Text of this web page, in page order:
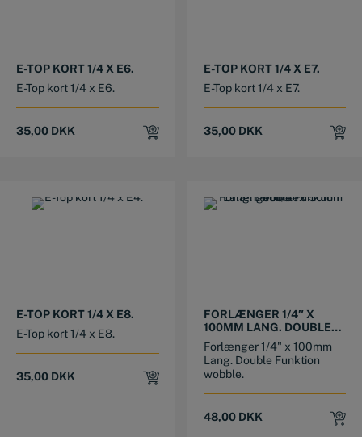
E-TOP KORT 1/4 X E6.
E-Top kort 1/4 x E6.
35,00 DKK
E-TOP KORT 1/4 X E7.
E-Top kort 1/4 x E7.
35,00 DKK
E-TOP KORT 1/4 X E8.
E-Top kort 1/4 x E8.
35,00 DKK
FORLÆNGER 1/4″ X
100MM LANG. DOUBLE
FUNKTION WOBBLE.
Forlænger 1/4" x 100mm
Lang. Double Funktion
wobble.
48,00 DKK